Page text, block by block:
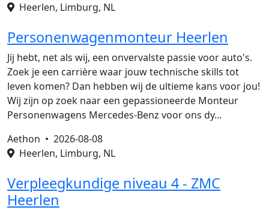
Heerlen, Limburg, NL
Personenwagenmonteur Heerlen
Jij hebt, net als wij, een onvervalste passie voor auto's.
Zoek je een carrière waar jouw technische skills tot
leven komen? Dan hebben wij de ultieme kans voor jou!
Wij zijn op zoek naar een gepassioneerde Monteur
Personenwagens Mercedes-Benz voor ons dy…
Aethon • 2026-08-08
Heerlen, Limburg, NL
Verpleegkundige niveau 4 - ZMC
Heerlen